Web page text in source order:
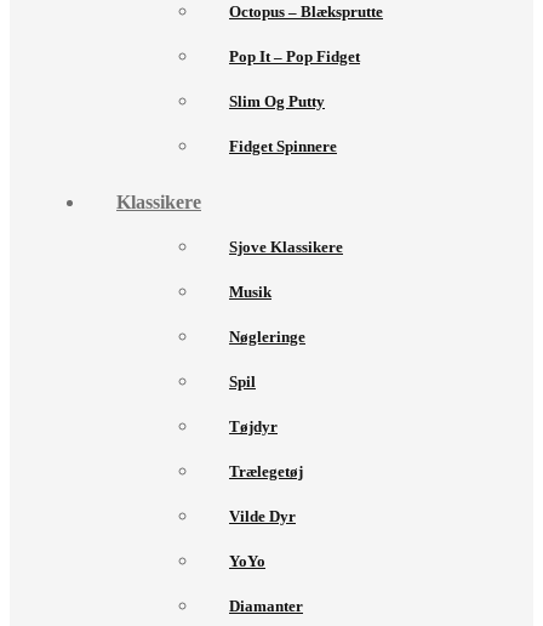
Octopus – Blæksprutte
Pop It – Pop Fidget
Slim Og Putty
Fidget Spinnere
Klassikere
Sjove Klassikere
Musik
Nøgleringe
Spil
Tøjdyr
Trælegetøj
Vilde Dyr
YoYo
Diamanter